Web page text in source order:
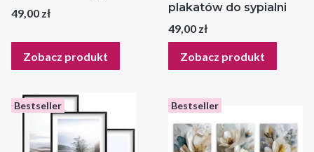
Cena
49,00 zł
Zobacz produkt
plakatów do sypialni
Cena
49,00 zł
Zobacz produkt
Bestseller Bestseller